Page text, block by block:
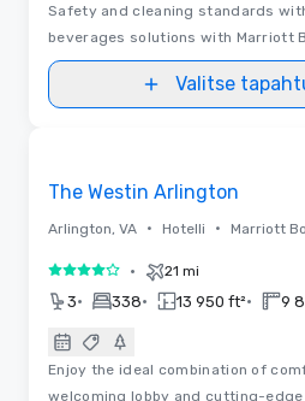
Safety and cleaning standards
beverages solutions with Marriott
Valitse
The Westin Arlington
Arlington, VA • Hotelli • Marriott
4 / 5 • 21 mi
3• 338• 13 950 ft²• 9
Enjoy the ideal combination of
welcoming lobby and cutting-edge